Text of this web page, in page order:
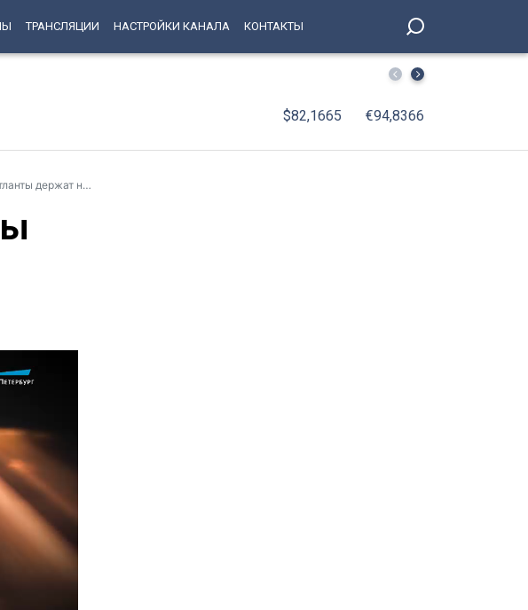
ТРАНСЛЯЦИИ НАСТРОЙКИ КАНАЛА КОНТАКТЫ
От паровозов до «Скворца»: 75 лет исполняется
$82,1665 €94,8366
держат небо